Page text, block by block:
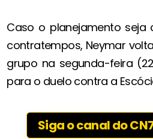
Caso o planejamento seja
contratempos, Neymar
grupo na segunda-feira
para o duelo contra a
Siga o canal do